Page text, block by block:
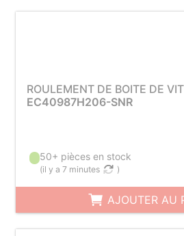
ROULEMENT DE BOITE DE
EC40987H206-SNR
50+ pièces en stock
(il y a 7 minutes )
AJOUTER AU